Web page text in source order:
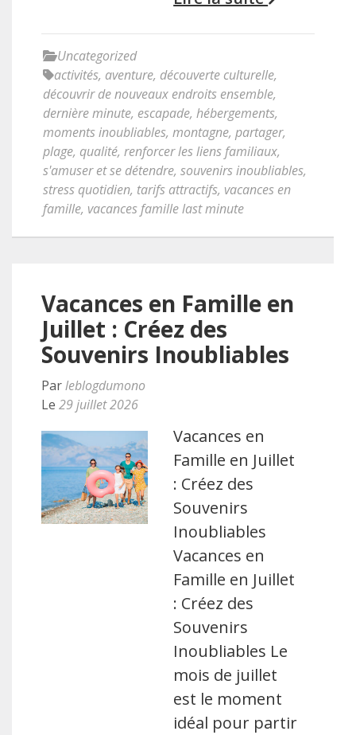
Uncategorized
activités, aventure, découverte culturelle,
découvrir de nouveaux endroits ensemble,
dernière minute, escapade, hébergements,
moments inoubliables, montagne, partager,
plage, qualité, renforcer les liens familiaux,
s'amuser et se détendre, souvenirs inoubliables,
stress quotidien, tarifs attractifs, vacances en
famille, vacances famille last minute
Vacances en Famille en
Juillet : Créez des
Souvenirs Inoubliables
Parleblogdumono
Le 29 juillet 2026
Vacances en
Famille en Juillet
: Créez des
Souvenirs
Inoubliables
Vacances en
Famille en Juillet
: Créez des
Souvenirs
Inoubliables Le
mois de juillet
est le moment
idéal pour partir